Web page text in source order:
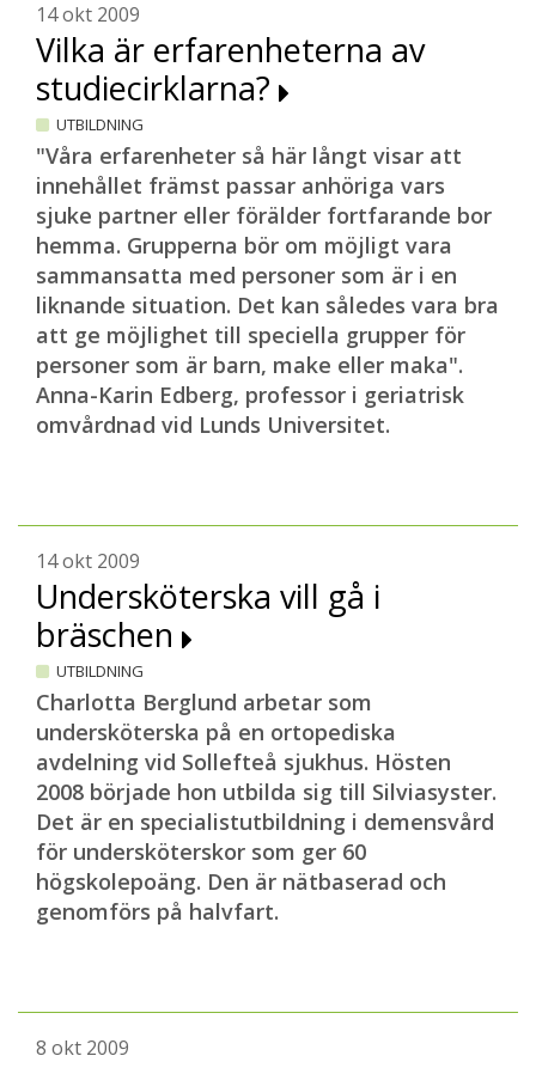
14 okt 2009
Vilka är erfarenheterna av
studiecirklarna?
UTBILDNING
"Våra erfarenheter så här långt visar att
innehållet främst passar anhöriga vars
sjuke partner eller förälder fortfarande bor
hemma. Grupperna bör om möjligt vara
sammansatta med personer som är i en
liknande situation. Det kan således vara bra
att ge möjlighet till speciella grupper för
personer som är barn, make eller maka".
Anna-Karin Edberg, professor i geriatrisk
omvårdnad vid Lunds Universitet.
14 okt 2009
Undersköterska vill gå i
bräschen
UTBILDNING
Charlotta Berglund arbetar som
undersköterska på en ortopediska
avdelning vid Sollefteå sjukhus. Hösten
2008 började hon utbilda sig till Silviasyster.
Det är en specialistutbildning i demensvård
för undersköterskor som ger 60
högskolepoäng. Den är nätbaserad och
genomförs på halvfart.
8 okt 2009